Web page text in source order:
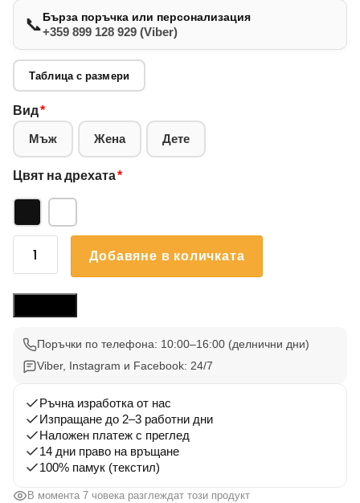
📞Бърза поръчка или персонализация
+359 899 128 929 (Viber)
Таблица с размери
Вид*
Мъж Жена Дете
Цвят на дрехата*
количество
004
Добавяне в количката
Поръчки по телефона: 10:00–16:00 (делнични дни)
Viber, Instagram и Facebook: 24/7
Ръчна изработка от нас
Изпращане до 2–3 работни дни
Наложен платеж с преглед
14 дни право на връщане
100% памук (текстил)
В момента 6 човека разглеждат този продукт